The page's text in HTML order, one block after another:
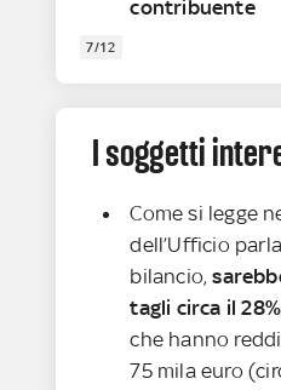
contribuente
7/12
I soggetti
Come si legge
dell’Ufficio
bilancio,
tagli circa il
che hanno
75 mila euro